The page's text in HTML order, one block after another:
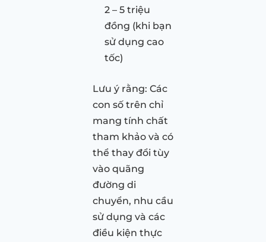
2 – 5 triệu
đồng (khi bạn
sử dụng cao
tốc)
Lưu ý rằng: Các
con số trên chỉ
mang tính chất
tham khảo và có
thể thay đổi tùy
vào quãng
đường di
chuyển, nhu cầu
sử dụng và các
điều kiện thực